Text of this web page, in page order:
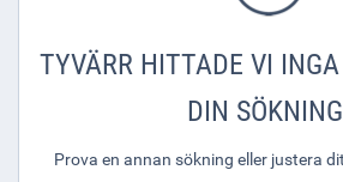
TYVÄRR HITTADE VI INGA
DIN
Prova en annan sökning eller justera